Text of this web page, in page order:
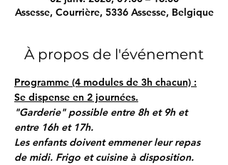
Assesse, Courrière, 5336 Assesse, Belgique
À propos de l'événement
Programme (4 modules de 3h chacun) :
Se dispense en 2 journées.
"Garderie" possible entre 8h et 9h et
entre 16h et 17h.
Les enfants doivent emmener leur repas
de midi. Frigo et cuisine à disposition.